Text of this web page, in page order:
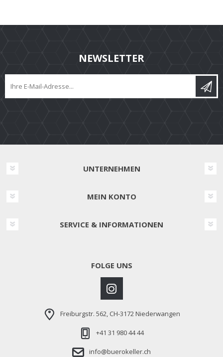
NEWSLETTER
UNTERNEHMEN
MEIN KONTO
SERVICE & INFORMATIONEN
FOLGE UNS
Freiburgstr. 562, CH-3172 Niederwangen
+41 31 980 44 44
info@buerokeller.ch